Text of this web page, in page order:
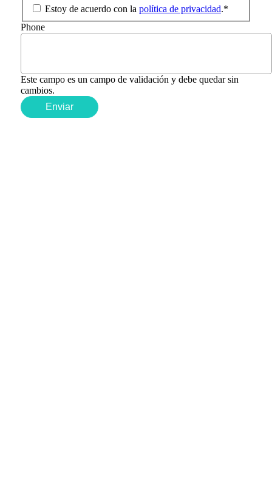
Estoy de acuerdo con la política de privacidad.*
Phone
Este campo es un campo de validación y debe quedar sin
cambios.